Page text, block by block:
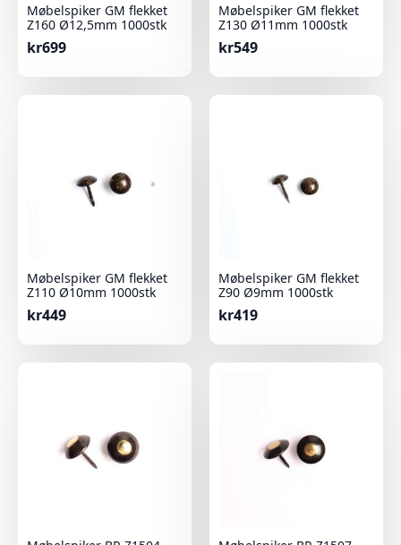
Møbelspiker GM flekket
Z160 Ø12,5mm 1000stk
kr699
Møbelspiker GM flekket
Z130 Ø11mm 1000stk
kr549
Møbelspiker GM flekket
Z110 Ø10mm 1000stk
kr449
Møbelspiker GM flekket
Z90 Ø9mm 1000stk
kr419